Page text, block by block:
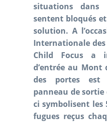
situations dans
sentent bloqués
solution. A
Internationale
Child Focus a
d’entrée au Mont
des portes est
panneau de sortie
ci symbolisent les
fugues reçus